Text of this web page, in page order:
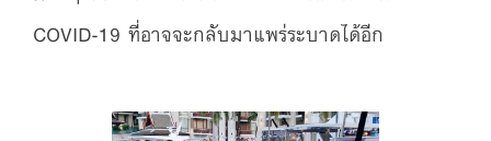
COVID-19 ที่อาจจะกลับมาแพร่ระบาดได้อีก